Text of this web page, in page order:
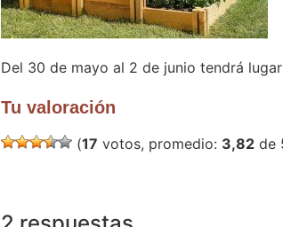
Del 30 de mayo al 2 de junio tendrá
Tu valoración
(17 votos, promedio: 3,82 de